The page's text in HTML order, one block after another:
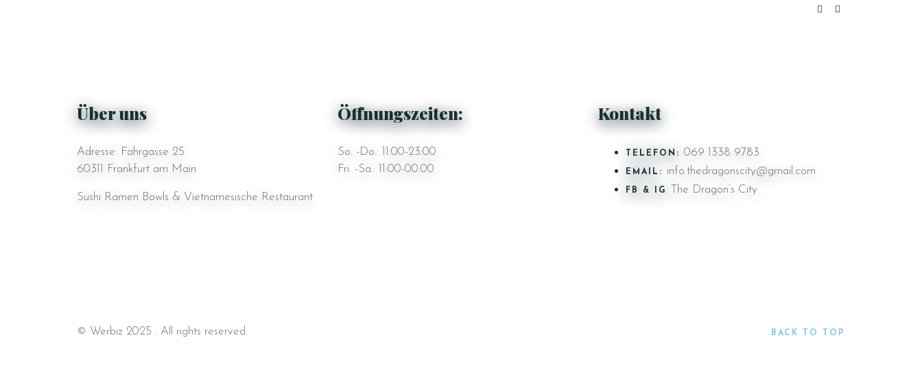
Über uns
Adresse: Fahrgasse 25
60311 Frankfurt am Main
Sushi Ramen Bowls & Vietnamesische Restaurant
Öffnungszeiten:
So. -Do.: 11:00-23:00
Fri. -Sa.: 11:00-00:00
Kontakt
TELEFON: 069 1338 9783
EMAIL: info.thedragonscity@gmail.com
FB & IG The Dragon‘s City
© Werbiz 2025 . All rights reserved. BACK TO TOP